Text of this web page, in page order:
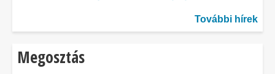
További hírek
Megosztás